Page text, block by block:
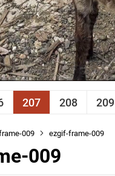
207 208 209
009 ezgif-frame-009
009